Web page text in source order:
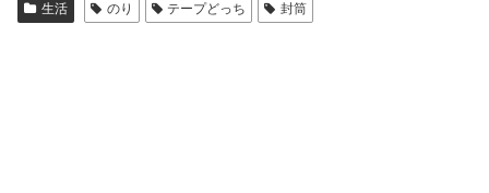
生活 のり テープどっち 封筒